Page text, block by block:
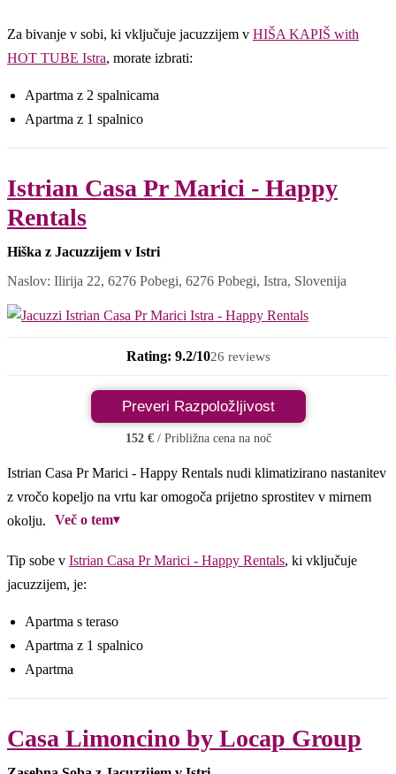
Za bivanje v sobi, ki vključuje jacuzzijem v HIŠA KAPIŠ with
HOT TUBE Istra, morate izbrati:
Apartma z 2 spalnicama
Apartma z 1 spalnico
Istrian Casa Pr Marici - Happy
Rentals
Hiška z Jacuzzijem v Istri
Naslov: Ilirija 22, 6276 Pobegi, 6276 Pobegi, Istra, Slovenija
Rating: 9.2/1026 reviews
Preveri Razpoložljivost
152 €/ Približna cena na noč
Istrian Casa Pr Marici - Happy Rentals nudi klimatizirano nastanitev
z vročo kopeljo na vrtu kar omogoča prijetno sprostitev v mirnem
okolju.
Več o tem▾
Tip sobe v Istrian Casa Pr Marici - Happy Rentals, ki vključuje
jacuzzijem, je:
Apartma s teraso
Apartma z 1 spalnico
Apartma
Casa Limoncino by Locap Group